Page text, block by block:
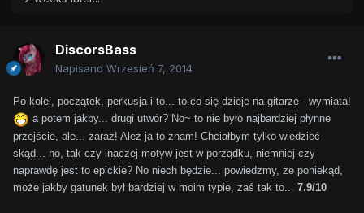
DiscorsBass
Napisano Wrzesień 7, 2014
Po kolei, początek, perkusja i to... to co się dzieje na gitarze - wymiata!
a potem jakby... drugi utwór? No~ to nie było najbardziej płynne
przejście, ale... zaraz! Ależ ja to znam! Chciałbym tylko wiedzieć
skąd... no, tak czy inaczej motyw jest w porządku, niemniej czy
naprawdę jest to epickie? No niech będzie... powiedzmy, że poniekąd,
może jakby gatunek był bardziej w moim typie, zaś tak to... 7.9/10